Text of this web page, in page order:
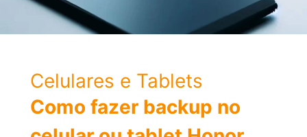
fábrica
Celulares e Tablets
Como fazer backup no